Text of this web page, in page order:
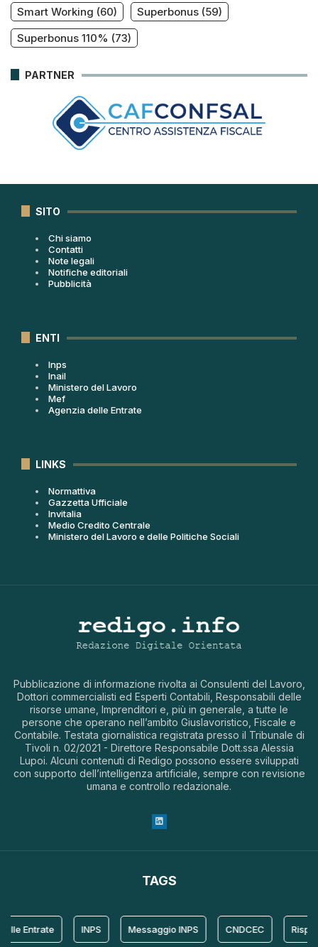
Smart Working (60) Superbonus (59)
Superbonus 110% (73)
PARTNER
SITO
Chi siamo
Contatti
Note legali
Notifiche editoriali
Pubblicità
ENTI
Inps
Inail
Ministero del Lavoro
Mef
Agenzia delle Entrate
LINKS
Normattiva
Gazzetta Ufficiale
Invitalia
Medio Credito Centrale
Ministero del Lavoro e delle Politiche Sociali
Pubblicazione di informazione rivolta ai Consulenti del Lavoro,
Dottori commercialisti ed Esperti Contabili, Responsabili delle
risorse umane, Imprenditori e, più in generale, a tutte le
persone che operano nell’ambito Giuslavoristico, Fiscale e
Contabile. Testata giornalistica registrata presso il Tribunale di
Tivoli n. 02/2021 - Direttore Responsabile Dott.ssa Alessia
Lupoi. Alcuni contenuti di Redigo possono essere sviluppati
con supporto dell’intelligenza artificiale, sempre con revisione
umana e controllo redazionale.
TAGS
Entrate INPS Messaggio INPS CNDCEC